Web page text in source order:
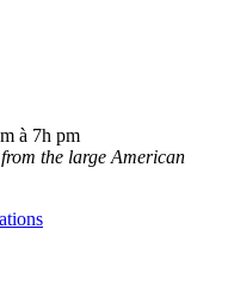
à 7h pm
the large American